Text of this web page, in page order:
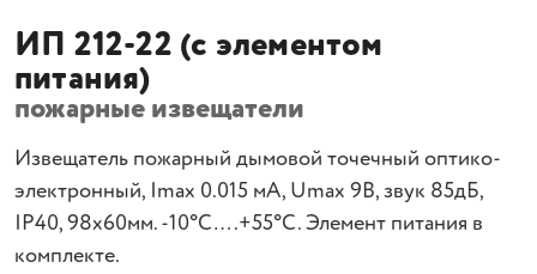
ИП 212-22 (с элементом
питания)
пожарные извещатели
Извещатель пожарный дымовой точечный оптико-
электронный, Imax 0.015 мA, Umax 9B, звук 85дБ,
IP40, 98х60мм. -10°С….+55°С. Элемент питания в
комплекте.